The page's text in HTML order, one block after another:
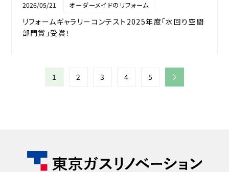
2026/05/21 オーダーメイドのリフォーム
リフォームギャラリーコンテスト2025年度「水回り空間
部門賞」受賞！
1 2 3 4 5